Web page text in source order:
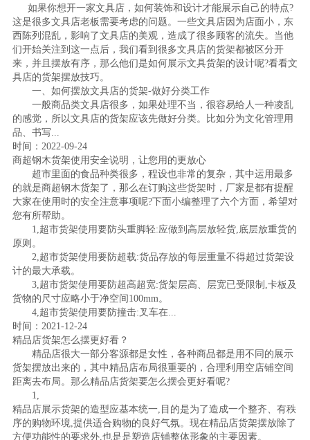
如果你想开一家文具店，如何装饰和设计才能展示自己的特点?
这是很多文具店老板需要考虑的问题。一些文具店因为店面小，东
西陈列混乱，影响了文具店的美观，造成了很多顾客的流失。当他
们开始关注到这一点后，我们看到很多文具店的货架都被区分开
来，并且摆放有序，那么他们是如何展示文具货架的设计呢?看看文
具店的货架摆放技巧。
一、如何摆放文具店的货架-做好分类工作
一般商品类文具店很多，如果处理不当，很容易给人一种凌乱
的感觉，所以文具店的货架应该先做好分类。比如分为文化管理用
品、书写...
时间：2022-09-24
商超钢木货架使用安全说明，让您用的更放心
超市里面的食品种类很多，程设也非常的复杂，其中运用最多
的就是商超钢木货架了，那么在订购这些货架时，厂家是都有提醒
大家在使用时的安全注意事项呢?下面小编整理了六个方面，希望对
您有所帮助。
1,超市货架使用要防头重脚轻:应做到高层放轻货,底层放重货的
原则。
2,超市货架使用要防超载:货品存放的每层重量不得超过货架设
计的最大承载。
3,超市货架使用要防超高超宽:货架层高、层宽已受限制,卡板及
货物的尺寸应略小于净空间100mm。
4,超市货架使用要防撞击:叉车在...
时间：2021-12-24
精品店货架怎么摆更好看？
精品店很大一部分客源都是女性，各种商品都是用不同的展示
货架摆放出来的，其中精品店布局很重要的，合理利用空店铺空间
距离去布局。那么精品店货架要怎么摆会更好看呢?
1,
精品店展示货架的造型应基本统一,目的是为了造成一个整齐、有秩
序的购物环境,提供适合购物的良好气氛。现在精品店货架摆放除了
方便功能性的要求外,也是是塑造店铺整体形象的主要因素。